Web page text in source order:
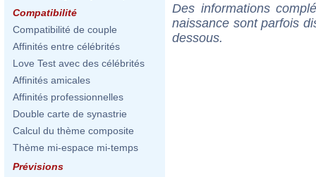
Compatibilité
Compatibilité de couple
Affinités entre célébrités
Love Test avec des célébrités
Affinités amicales
Affinités professionnelles
Double carte de synastrie
Calcul du thème composite
Thème mi-espace mi-temps
Prévisions
Des informations
naissance sont parfois
dessous.